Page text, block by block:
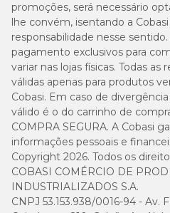
promoções, será necessário
lhe convém, isentando a
responsabilidade nesse
pagamento exclusivos para
variar nas lojas físicas. Todas as
válidas apenas para produtos
Cobasi. Em caso de
válido é o do carrinho de
COMPRA SEGURA. A Cobasi
informações pessoais e
Copyright 2026. Todos os
COBASI COMÉRCIO DE
INDUSTRIALIZADOS S.A.
CNPJ 53.153.938/0016-94 - Av.